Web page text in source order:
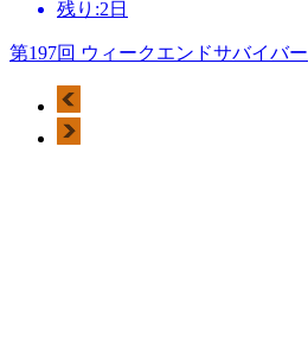
残り:2日
第197回 ウィークエンドサバイバー